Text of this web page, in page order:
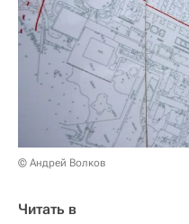
© Андрей Волков
Читать в